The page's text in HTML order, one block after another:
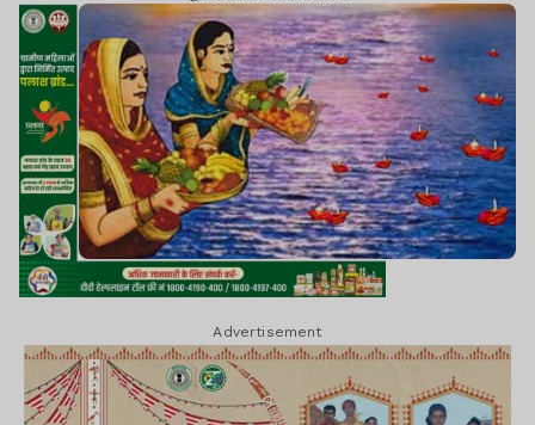
Advertisement